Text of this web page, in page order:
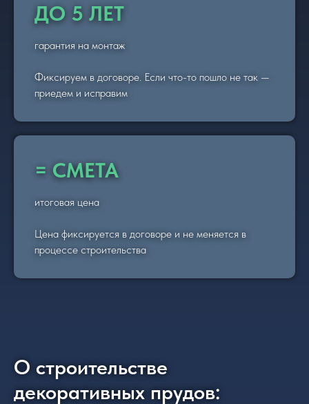
ДО 5 ЛЕТ
гарантия на монтаж
Фиксируем в договоре. Если что-то пошло не так —
приедем и исправим
= СМЕТА
итоговая цена
Цена фиксируется в договоре и не меняется в
процессе строительства
О строительстве
декоративных прудов: